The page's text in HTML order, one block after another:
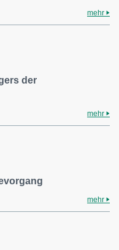
mehr
der
mehr
mehr